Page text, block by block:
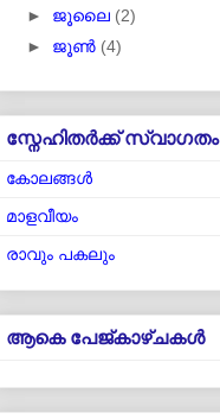
► ജൂലൈ (2)
► ജൂൺ (4)
സ്നേഹിതർക്ക് സ്വാഗതം
കോലങ്ങള്‍
മാളവീയം
രാവും പകലും
ആകെ പേജ്‌കാഴ്‌ചകള്‍